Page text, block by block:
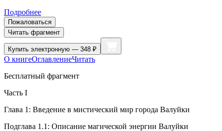
Подробнее
Пожаловаться
Читать фрагмент
Купить электронную — 348 ₽
О книгеОглавлениеЧитать
Бесплатный фрагмент
Часть I
Глава 1: Введение в мистический мир города Валуйки
Подглава 1.1: Описание магической энергии Валуйки